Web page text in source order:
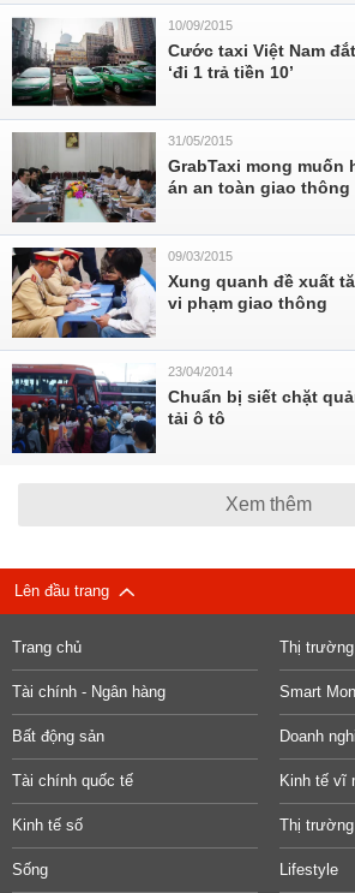
10/09/2015
Cước taxi Việt Nam
‘đi 1 trả tiền 10’
31/05/2015
GrabTaxi mong muốn
án an toàn giao thông
09/03/2015
Xung quanh đề xuất
vi phạm giao thông
23/04/2014
Chuẩn bị siết chặt
tải ô tô
Xem thêm
Lên đầu trang
Trang chủ Thị
Tài chính - Ngân hàng Smart
Bất động sản Doanh
Tài chính quốc tế Kinh tế vĩ
Kinh tế số Thị trường
Sống Lifestyle